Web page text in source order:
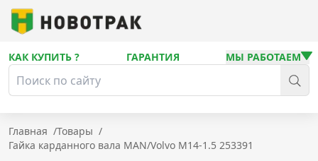
КАК КУПИТЬ ? ГАРАНТИЯ МЫ РАБОТАЕМ
Главная /Товары /
Гайка карданного вала MAN/Volvo M14-1.5 253391